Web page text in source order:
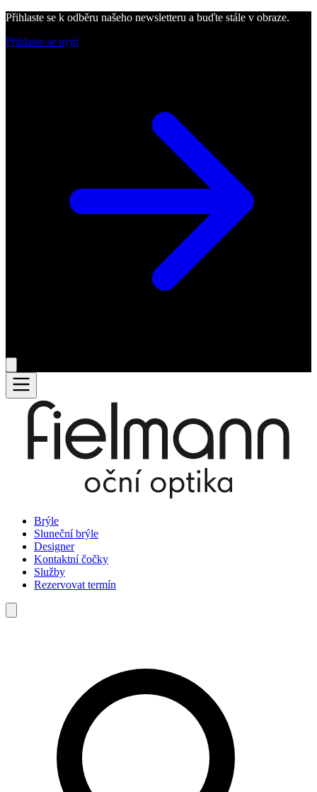
Přihlaste se k odběru našeho newsletteru a buďte stále v obraze.
Přihlaste se nyní
Brýle
Sluneční brýle
Designer
Kontaktní čočky
Služby
Rezervovat termín